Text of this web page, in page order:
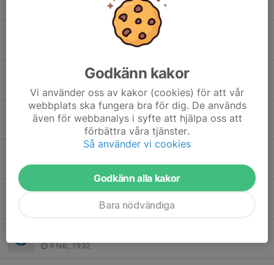
Info angående Match!
Inställd match på söndag!
Deltagar/medlemsavgift
29 apr, 15:01
19 apr, 20:17
Inställd träning 23/2.
9 feb, 19:32
Godkänn kakor
Vi använder oss av kakor (cookies) för att vår
webbplats ska fungera bra för dig. De används
även för webbanalys i syfte att hjälpa oss att
förbättra våra tjänster.
Så använder vi cookies
Godkänn alla kakor
Bara nödvändiga